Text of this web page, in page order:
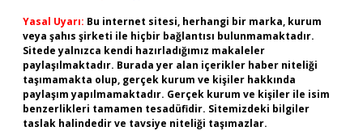
Yasal Uyarı: Bu internet sitesi, herhangi bir marka, kurum
veya şahıs şirketi ile hiçbir bağlantısı bulunmamaktadır.
Sitede yalnızca kendi hazırladığımız makaleler
paylaşılmaktadır. Burada yer alan içerikler haber niteliği
taşımamakta olup, gerçek kurum ve kişiler hakkında
paylaşım yapılmamaktadır. Gerçek kurum ve kişiler ile isim
benzerlikleri tamamen tesadüfidir. Sitemizdeki bilgiler
taslak halindedir ve tavsiye niteliği taşımazlar.